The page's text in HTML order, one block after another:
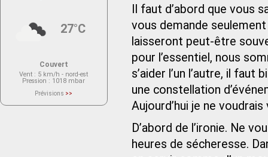
Il faut d’abord que
vous demande
laisseront peut-être
pour l’essentiel, nous
s’aider l’un l’autre, il
une constellation
Aujourd’hui je ne
D’abord de l’ironie. Ne
heures de sécheresse.
27°C
Couvert
Vent : 5 km/h - nord-est
Pression : 1018 mbar
Prévisions >>
actuellement aucune prévision